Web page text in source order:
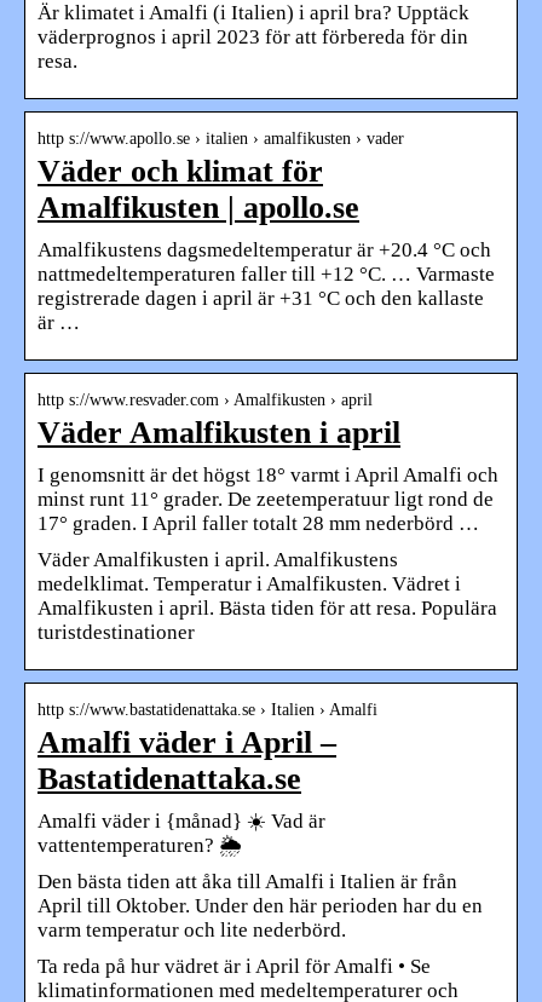
Är klimatet i Amalfi (i Italien) i april bra? Upptäck
väderprognos i april 2023 för att förbereda för din
resa.
http s://www.apollo.se › italien › amalfikusten › vader
Väder och klimat för
Amalfikusten | apollo.se
Amalfikustens dagsmedeltemperatur är +20.4 °C och
nattmedeltemperaturen faller till +12 °C. … Varmaste
registrerade dagen i april är +31 °C och den kallaste
är …
http s://www.resvader.com › Amalfikusten › april
Väder Amalfikusten i april
I genomsnitt är det högst 18° varmt i April Amalfi och
minst runt 11° grader. De zeetemperatuur ligt rond de
17° graden. I April faller totalt 28 mm nederbörd …
Väder Amalfikusten i april. Amalfikustens
medelklimat. Temperatur i Amalfikusten. Vädret i
Amalfikusten i april. Bästa tiden för att resa. Populära
turistdestinationer
http s://www.bastatidenattaka.se › Italien › Amalfi
Amalfi väder i April –
Bastatidenattaka.se
Amalfi väder i {månad} ☀️ Vad är
vattentemperaturen? 🌦️
Den bästa tiden att åka till Amalfi i Italien är från
April till Oktober. Under den här perioden har du en
varm temperatur och lite nederbörd.
Ta reda på hur vädret är i April för Amalfi • Se
klimatinformationen med medeltemperaturer och